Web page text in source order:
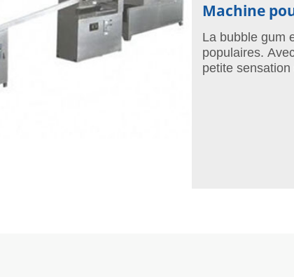
Machine
La bubble gum
populaires.
petite